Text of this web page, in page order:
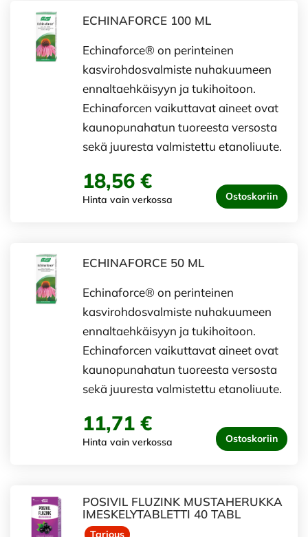
ECHINAFORCE 100 ML
Echinaforce® on perinteinen
kasvirohdosvalmiste nuhakuumeen
ennaltaehkäisyyn ja tukihoitoon.
Echinaforcen vaikuttavat aineet ovat
kaunopunahatun tuoreesta versosta
sekä juuresta valmistettu etanoliuu­te.
18,56 €
Hinta vain verkossa Ostoskoriin
ECHINAFORCE 50 ML
Echinaforce® on perinteinen
kasvirohdosvalmiste nuhakuumeen
ennaltaehkäisyyn ja tukihoitoon.
Echinaforcen vaikuttavat aineet ovat
kaunopunahatun tuoreesta versosta
sekä juuresta valmistettu etanoliuu­te.
11,71 €
Hinta vain verkossa Ostoskoriin
POSIVIL FLUZINK MUSTAHERUKKA
IMESKELYTABLETTI 40 TABL
Tarjous